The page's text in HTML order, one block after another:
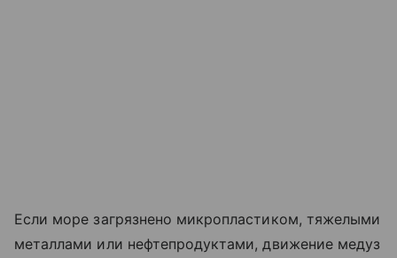
Если море загрязнено микропластиком, тяжелыми
металлами или нефтепродуктами, движение медуз